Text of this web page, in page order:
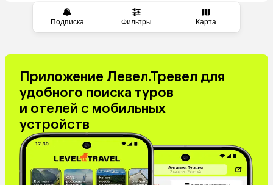
Подписка Фильтры Карта
Приложение Левел.Тревел для
удобного поиска туров
и отелей с мобильных
устройств